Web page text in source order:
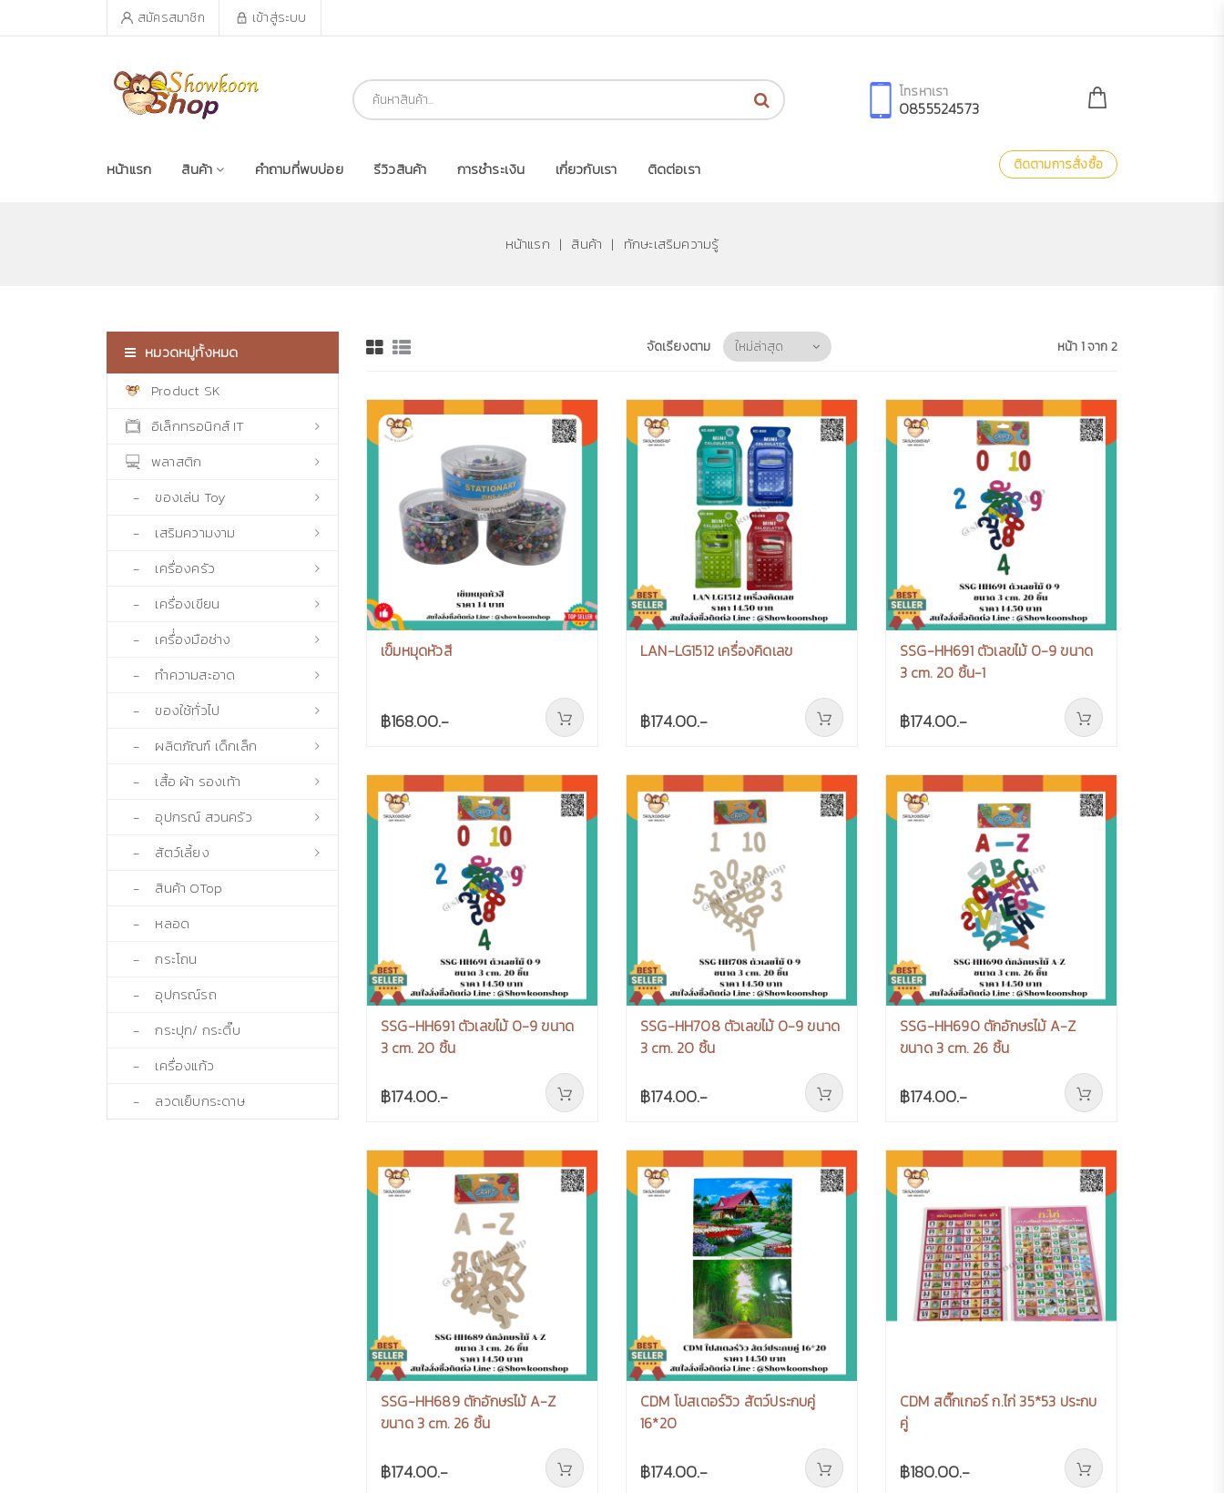
สมัครสมาชิก เข้าสู่ระบบ
โทรหาเรา
0855524573
หน้าแรก สินค้า คำถามที่พบบ่อย รีวิวสินค้า การชำระเงิน เกี่ยวกับเรา ติดต่อเรา ติดตามการสั่งซื้อ
หน้าแรก | สินค้า | ทักษะเสริมความรู้
หมวดหมู่ทั้งหมด
Product SK
อิเล็กทรอนิกส์ IT
พลาสติก
- ของเล่น Toy
- เสริมความงาม
- เครื่องครัว
- เครื่องเขียน
- เครื่่องมือช่าง
- ทำความสะอาด
- ของใช้ทั่วไป
- ผลิตภัณฑ์ เด็กเล็ก
- เสื้อ ผ้า รองเท้า
- อุปกรณ์ สวนครัว
- สัตว์เลี้ยง
- สินค้า OTop
- หลอด
- กระโถน
- อุปกรณ์รถ
- กระปุก/ กระติ๊บ
- เครื่องแก้ว
- ลวดเย็บกระดาษ
จัดเรียงตาม หน้า 1 จาก 2
เข็มหมุดหัวสี
฿168.00.-
LAN-LG1512 เครื่องคิดเลข
฿174.00.-
SSG-HH691 ตัวเลขไม้ 0-9 ขนาด
3 cm. 20 ชิ้น-1
฿174.00.-
SSG-HH691 ตัวเลขไม้ 0-9 ขนาด
3 cm. 20 ชิ้น
฿174.00.-
SSG-HH708 ตัวเลขไม้ 0-9 ขนาด
3 cm. 20 ชิ้น
฿174.00.-
SSG-HH690 ตักอักษรไม้ A-Z
ขนาด 3 cm. 26 ชิ้น
฿174.00.-
SSG-HH689 ตักอักษรไม้ A-Z
ขนาด 3 cm. 26 ชิ้น
฿174.00.-
CDM โปสเตอร์วิว สัตว์ประกบคู่
16*20
฿174.00.-
CDM สติ๊กเกอร์ ก.ไก่ 35*53 ประกบ
คู่
฿180.00.-